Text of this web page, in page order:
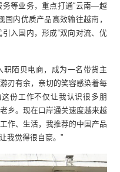
等业务，重点打通“云南—越
内优质产品高效输往越南，
入国内，形成“双向对流、优
陌贝电商，成为一名带货主
刃有余，亲切的笑容感染着每
份工作不仅让我认识很多朋
乡。现在口岸通关速度越来越
作、生活，我推荐的中国产品
我觉得很自豪。”